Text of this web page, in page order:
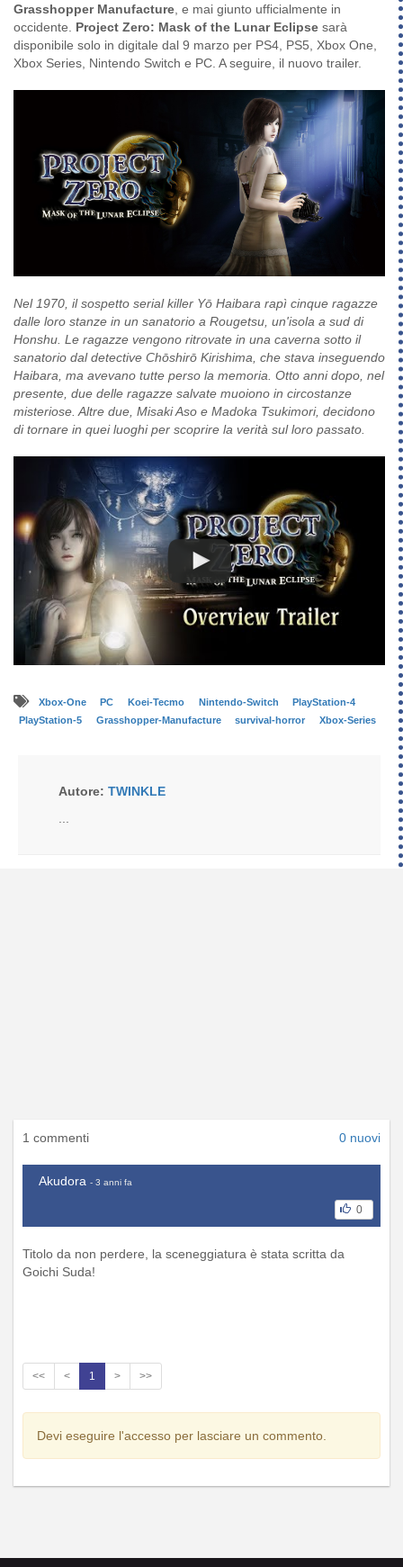
Grasshopper Manufacture, e mai giunto ufficialmente in
occidente. Project Zero: Mask of the Lunar Eclipse sarà
disponibile solo in digitale dal 9 marzo per PS4, PS5, Xbox One,
Xbox Series, Nintendo Switch e PC. A seguire, il nuovo trailer.
Nel 1970, il sospetto serial killer Yō Haibara rapì cinque ragazze
dalle loro stanze in un sanatorio a Rougetsu, un'isola a sud di
Honshu. Le ragazze vengono ritrovate in una caverna sotto il
sanatorio dal detective Chōshirō Kirishima, che stava inseguendo
Haibara, ma avevano tutte perso la memoria. Otto anni dopo, nel
presente, due delle ragazze salvate muoiono in circostanze
misteriose. Altre due, Misaki Aso e Madoka Tsukimori, decidono
di tornare in quei luoghi per scoprire la verità sul loro passato.
Xbox-One PC Koei-Tecmo Nintendo-Switch
PlayStation-4
PlayStation-5
Grasshopper-Manufacture survival-horror Xbox-Series
Autore: TWINKLE
1 commenti 0 nuovi
Akudora - 3 anni fa
0
Titolo da non perdere, la sceneggiatura è stata scritta da
Goichi Suda!
<< < 1 > >>
Devi eseguire l'accesso per lasciare un commento.